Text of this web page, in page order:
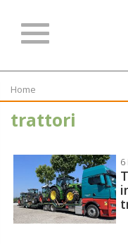
Home
trattori
6